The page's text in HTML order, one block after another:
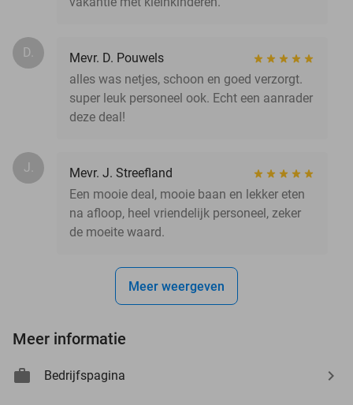
D.
Mevr. D. Pouwels
alles was netjes, schoon en goed verzorgt.
super leuk personeel ook. Echt een aanrader
deze deal!
J.
Mevr. J. Streefland
Een mooie deal, mooie baan en lekker eten
na afloop, heel vriendelijk personeel, zeker
de moeite waard.
Meer weergeven
Meer informatie
Bedrijfspagina